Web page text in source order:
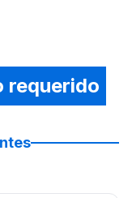
requerido